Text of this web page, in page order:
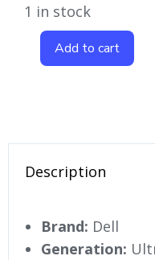
1 in stock
Add to cart
Description
Brand: Dell
Generation: